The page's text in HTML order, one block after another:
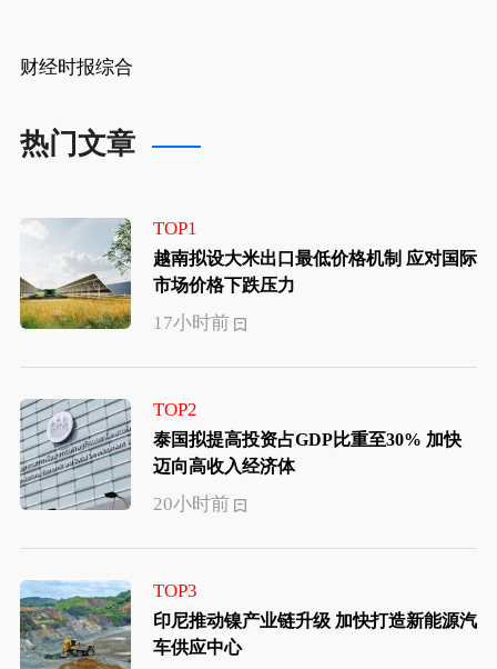
财经时报综合
热门文章
TOP1
越南拟设大米出口最低价格机制 应对国际
市场价格下跌压力
17小时前
TOP2
泰国拟提高投资占GDP比重至30% 加快
迈向高收入经济体
20小时前
TOP3
印尼推动镍产业链升级 加快打造新能源汽
车供应中心